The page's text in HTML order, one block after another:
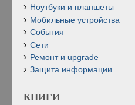
Ноутбуки и планшеты
Мобильные устройства
События
Сети
Ремонт и upgrade
Защита информации
КНИГИ